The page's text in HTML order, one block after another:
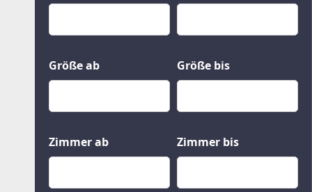
Grund und Boden
Kauf
Größe ab Größe bis
Zimmer ab Zimmer bis